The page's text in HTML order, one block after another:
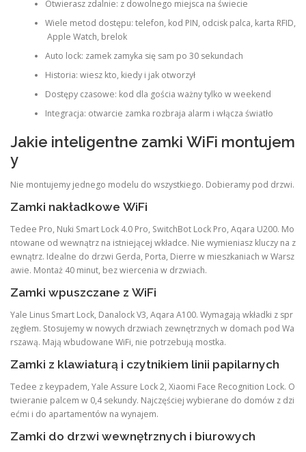
Otwierasz zdalnie: z dowolnego miejsca na świecie
Wiele metod dostępu: telefon, kod PIN, odcisk palca, karta RFID,
Apple Watch, brelok
Auto lock: zamek zamyka się sam po 30 sekundach
Historia: wiesz kto, kiedy i jak otworzył
Dostępy czasowe: kod dla gościa ważny tylko w weekend
Integracja: otwarcie zamka rozbraja alarm i włącza światło
Jakie inteligentne zamki WiFi montujem
y
Nie montujemy jednego modelu do wszystkiego. Dobieramy pod drzwi.
Zamki nakładkowe WiFi
Tedee Pro, Nuki Smart Lock 4.0 Pro, SwitchBot Lock Pro, Aqara U200. Mo
ntowane od wewnątrz na istniejącej wkładce. Nie wymieniasz kluczy na z
ewnątrz. Idealne do drzwi Gerda, Porta, Dierre w mieszkaniach w Warsz
awie. Montaż 40 minut, bez wiercenia w drzwiach.
Zamki wpuszczane z WiFi
Yale Linus Smart Lock, Danalock V3, Aqara A100. Wymagają wkładki z spr
zęgłem. Stosujemy w nowych drzwiach zewnętrznych w domach pod Wa
rszawą. Mają wbudowane WiFi, nie potrzebują mostka.
Zamki z klawiaturą i czytnikiem linii papilarnych
Tedee z keypadem, Yale Assure Lock 2, Xiaomi Face Recognition Lock. O
twieranie palcem w 0,4 sekundy. Najczęściej wybierane do domów z dzi
ećmi i do apartamentów na wynajem.
Zamki do drzwi wewnętrznych i biurowych